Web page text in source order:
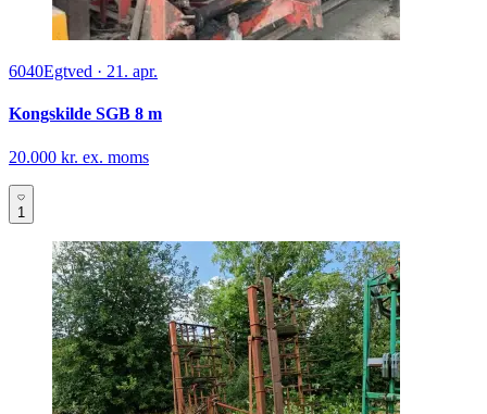
6040Egtved · 21. apr.
Kongskilde SGB 8 m
20.000 kr. ex. moms
1